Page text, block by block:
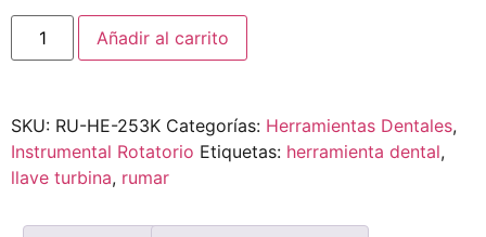
Añadir al carrito
SKU: RU-HE-253K Categorías: Herramientas Dentales,
Instrumental Rotatorio Etiquetas: herramienta dental,
llave turbina, rumar